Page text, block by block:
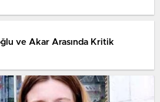
ve Akar Arasında Kritik